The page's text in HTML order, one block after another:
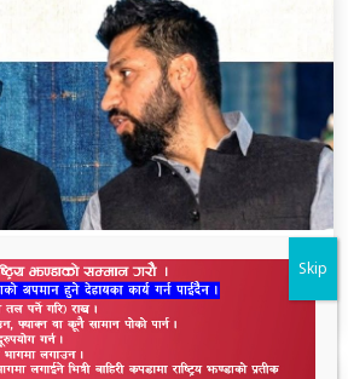
पुगे रवि लामिछाने, प्रधानमन्त्रीसँग
Skip